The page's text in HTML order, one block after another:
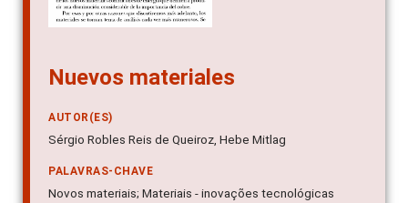
Nuevos materiales
AUTOR(ES)
Sérgio Robles Reis de Queiroz, Hebe Mitlag
PALAVRAS-CHAVE
Novos materiais; Materiais - inovações tecnológicas